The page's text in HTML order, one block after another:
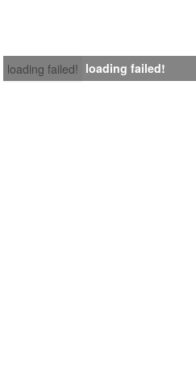
loading failed! loading failed!